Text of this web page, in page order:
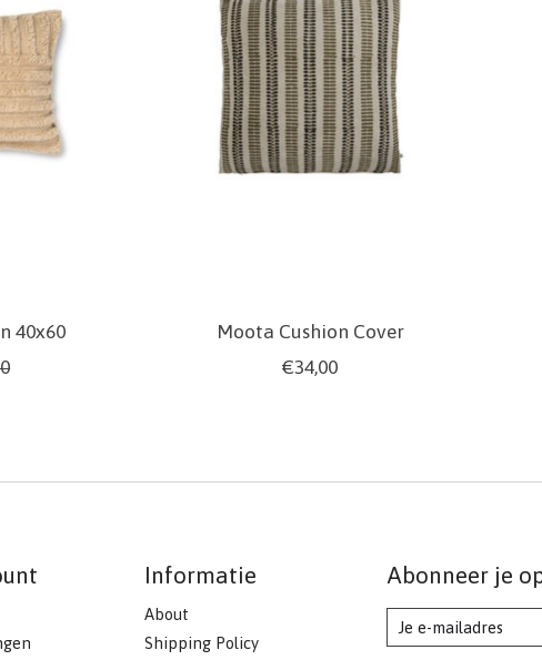
40x60
Moota Cushion Cover
€34,00
Informatie
About
Shipping Policy
Abonneer je